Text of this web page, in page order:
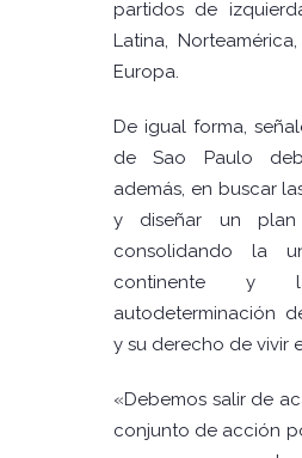
partidos de
Latina,
Europa.
De igual forma,
de Sao Paulo
además, en buscar
y diseñar un plan
consolidando la
continente y
autodeterminación
y su derecho de vivir
«Debemos salir de
conjunto de acción